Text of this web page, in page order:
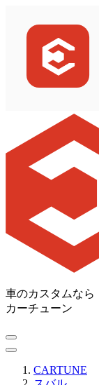
車のカスタムなら
カーチューン
CARTUNE